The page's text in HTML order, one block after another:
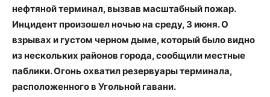
нефтяной терминал, вызвав масштабный пожар.
Инцидент произошел ночью на среду, 3 июня. О
взрывах и густом черном дыме, который было видно
из нескольких районов города, сообщили местные
паблики. Огонь охватил резервуары терминала,
расположенного в Угольной гавани.